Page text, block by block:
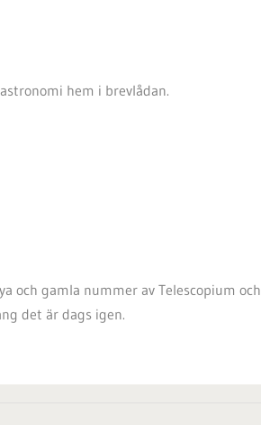
hem i brevlådan.
och gamla nummer av Telescopium och
det är dags igen.